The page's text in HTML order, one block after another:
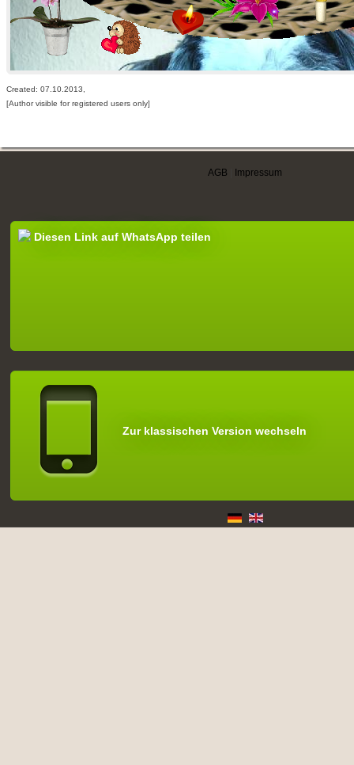
Created: 07.10.2013,
[Author visible for registered users only]
AGB Impressum
Diesen Link auf WhatsApp teilen
Zur klassischen Version wechseln